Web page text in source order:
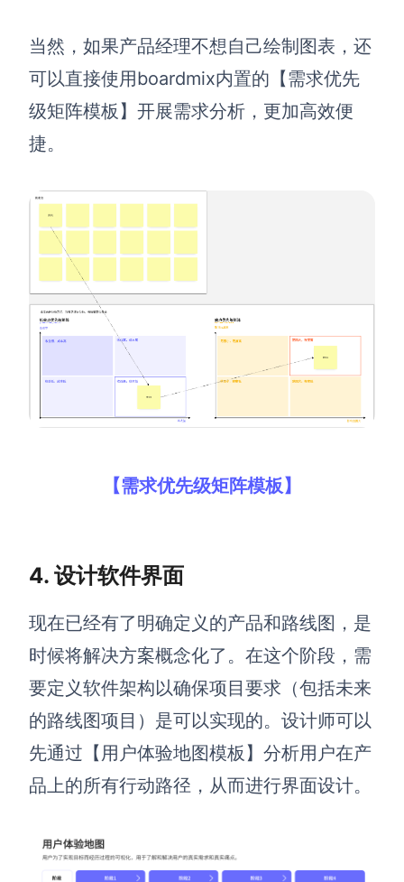
当然，如果产品经理不想自己绘制图表，还
可以直接使用boardmix内置的【需求优先
级矩阵模板】开展需求分析，更加高效便
捷。
【需求优先级矩阵模板】
4. 设计软件界面
现在已经有了明确定义的产品和路线图，是
时候将解决方案概念化了。在这个阶段，需
要定义软件架构以确保项目要求（包括未来
的路线图项目）是可以实现的。设计师可以
先通过【用户体验地图模板】分析用户在产
品上的所有行动路径，从而进行界面设计。